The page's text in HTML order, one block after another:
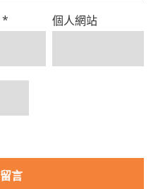
* 個人網站